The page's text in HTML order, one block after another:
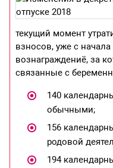
текущий момент
взносов, уже с
вознаграждениё, за
связанные с
140
обычными;
156
родовой
194